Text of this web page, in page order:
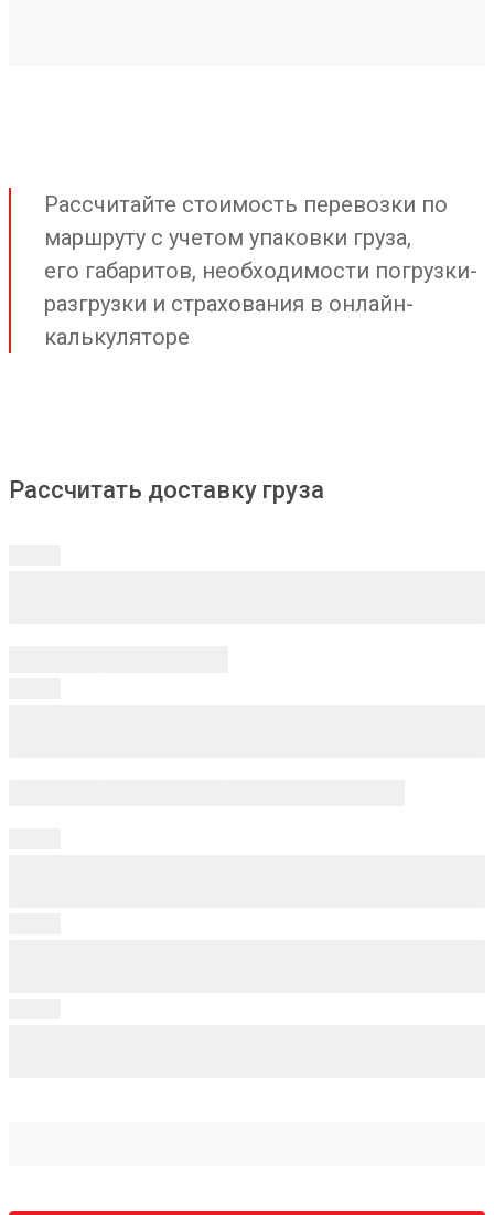
Рассчитайте стоимость перевозки по
маршруту с учетом упаковки груза,
его габаритов, необходимости погрузки-
разгрузки и страхования в онлайн-
калькуляторе
Рассчитать доставку груза